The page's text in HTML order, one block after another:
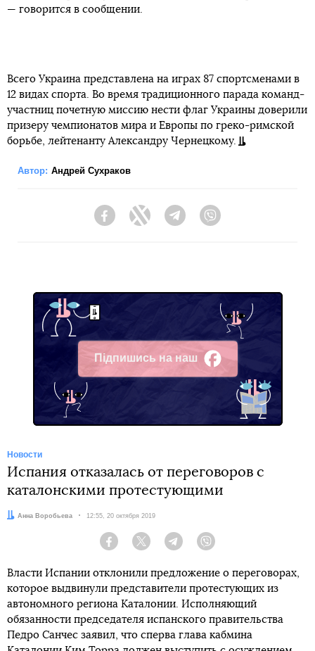
— говорится в сообщении.
Всего Украина представлена на играх 87 спортсменами в
12 видах спорта. Во время традиционного парада команд-
участниц почетную миссию нести флаг Украины доверили
призеру чемпионатов мира и Европы по греко-римской
борьбе, лейтенанту Александру Чернецкому.
Автор: Андрей Сухраков
FacebookTwitter Telegram
Підпишись на наш
Facebook
Новости
Испания отказалась от переговоров с
каталонскими протестующими
Автор:
Анна Воробьева Дата:
12:55, 20 октября 2019
Facebook Twitter Telegram
Власти Испании отклонили предложение о переговорах,
которое выдвинули представители протестующих из
автономного региона Каталонии. Исполняющий
обязанности председателя испанского правительства
Педро Санчес заявил, что сперва глава кабмина